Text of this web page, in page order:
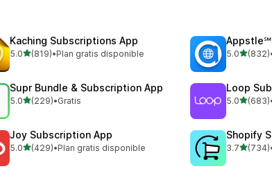
Kaching Subscriptions App
5.0de 5 estrellas
(819)
819 reseñas en total
•Plan gratis disponible 5.0de 5(832)
832
Supr Bundle & Subscription App
5.0de 5 estrellas
(229)
229 reseñas en total
•Gratis
Loop
5.0de 5(683)
683
Joy Subscription App
5.0de 5 estrellas
(429)
429 reseñas en total
•Plan gratis disponible
Shopify
3.7de 5(734)
734